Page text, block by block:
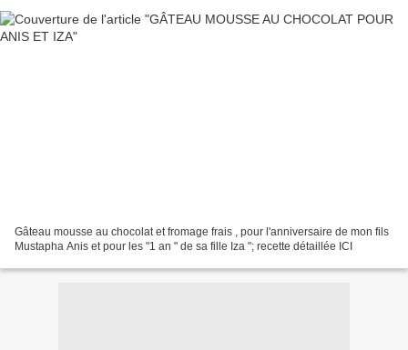
Gâteau mousse au chocolat et fromage frais , pour l'anniversaire de mon fils
Mustapha Anis et pour les "1 an " de sa fille Iza "; recette détaillée ICI